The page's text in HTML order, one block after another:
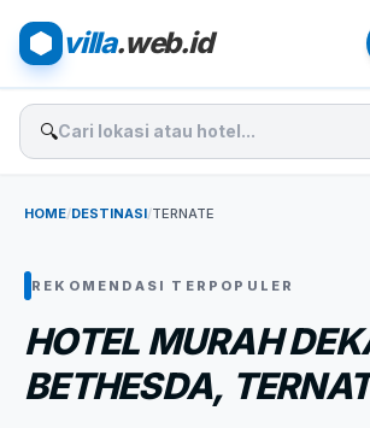
villa.web.id
🔍
HOME/DESTINASI/TERNATE
REKOMENDASI TERPOPULER
HOTEL MURAH
BETHESDA,